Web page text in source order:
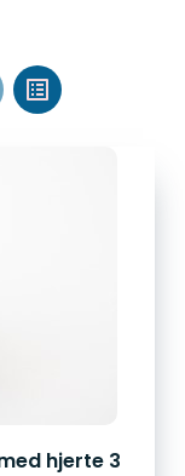
list_alt
hjerte 3